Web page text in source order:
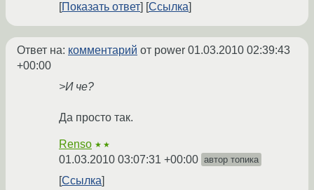
Показать ответ
Ссылка
Ответ на: комментарий от power 01.03.2010 02:39:43
+00:00
>И че?
Да просто так.
Renso ★★
01.03.2010 03:07:31 +00:00 автор топика
Ссылка